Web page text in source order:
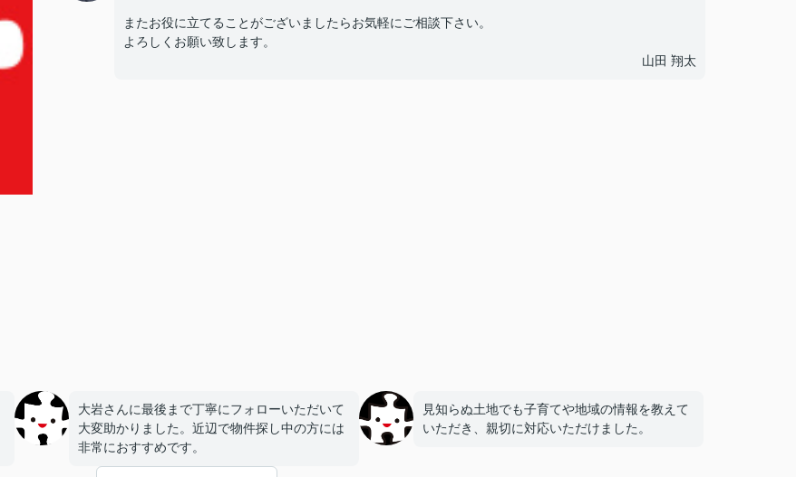
またお役に立てることがございましたらお気軽にご相談下さい。
よろしくお願い致します。
山田 翔太
大岩さんに最後まで丁寧にフォローいただいて
大変助かりました。近辺で物件探し中の方には
非常におすすめです。
見知らぬ土地でも子育てや地域の情報を教えて
いただき、親切に対応いただけました。